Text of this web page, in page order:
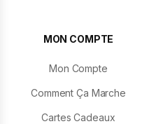
MON COMPTE
Mon Compte
Comment Ça Marche
Cartes Cadeaux